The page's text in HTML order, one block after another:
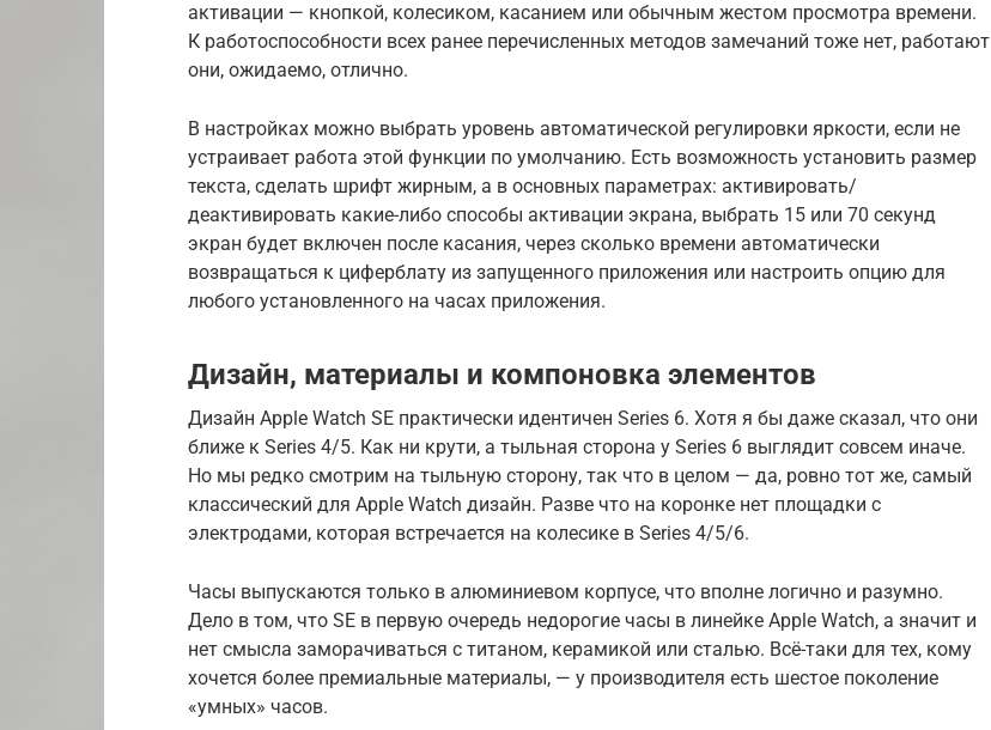
активации — кнопкой, колесиком, касанием или обычным жестом просмотра времени.
К работоспособности всех ранее перечисленных методов замечаний тоже нет, работают
они, ожидаемо, отлично.
В настройках можно выбрать уровень автоматической регулировки яркости, если не
устраивает работа этой функции по умолчанию. Есть возможность установить размер
текста, сделать шрифт жирным, а в основных параметрах: активировать/
деактивировать какие-либо способы активации экрана, выбрать 15 или 70 секунд
экран будет включен после касания, через сколько времени автоматически
возвращаться к циферблату из запущенного приложения или настроить опцию для
любого установленного на часах приложения.
Дизайн, материалы и компоновка элементов
Дизайн Apple Watch SE практически идентичен Series 6. Хотя я бы даже сказал, что они
ближе к Series 4/5. Как ни крути, а тыльная сторона у Series 6 выглядит совсем иначе.
Но мы редко смотрим на тыльную сторону, так что в целом — да, ровно тот же, самый
классический для Apple Watch дизайн. Разве что на коронке нет площадки с
электродами, которая встречается на колесике в Series 4/5/6.
Часы выпускаются только в алюминиевом корпусе, что вполне логично и разумно.
Дело в том, что SE в первую очередь недорогие часы в линейке Apple Watch, а значит и
нет смысла заморачиваться с титаном, керамикой или сталью. Всё-таки для тех, кому
хочется более премиальные материалы, — у производителя есть шестое поколение
«умных» часов.